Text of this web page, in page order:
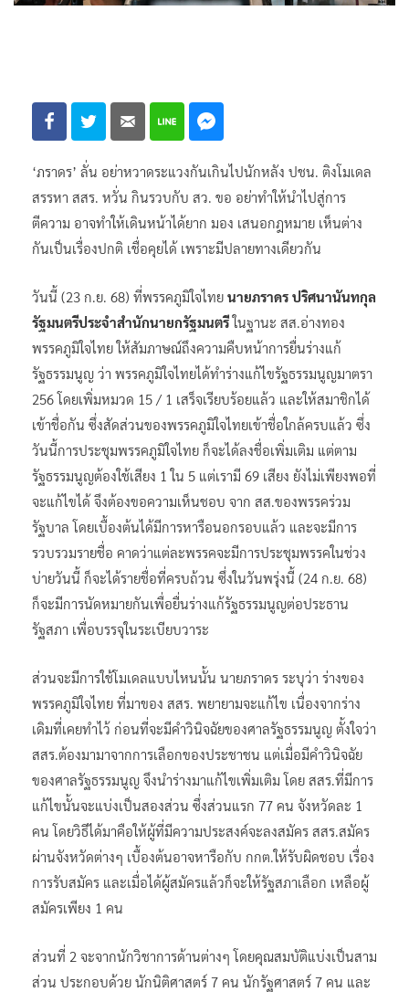
‘ภราดร’ ลั่น อย่าหวาดระแวงกันเกินไปนักหลัง ปชน. ติงโมเดล
สรรหา สสร. หวั่น กินรวบกับ สว. ขอ อย่าทำให้นำไปสู่การ
ตีความ อาจทำให้เดินหน้าได้ยาก มอง เสนอกฎหมาย เห็นต่าง
กันเป็นเรื่องปกติ เชื่อคุยได้ เพราะมีปลายทางเดียวกัน
วันนี้ (23 ก.ย. 68) ที่พรรคภูมิใจไทย นายภราดร ปริศนานันทกุล
รัฐมนตรีประจำสำนักนายกรัฐมนตรีในฐานะ สส.อ่างทอง
พรรคภูมิใจไทย ให้สัมภาษณ์ถึงความคืบหน้าการยื่นร่างแก้
รัฐธรรมนูญ ว่า พรรคภูมิใจไทยได้ทำร่างแก้ไขรัฐธรรมนูญมาตรา
256 โดยเพิ่มหมวด 15 / 1 เสร็จเรียบร้อยแล้ว และให้สมาชิกได้
เข้าชื่อกัน ซึ่งสัดส่วนของพรรคภูมิใจไทยเข้าชื่อใกล้ครบแล้ว ซึ่ง
วันนี้การประชุมพรรคภูมิใจไทย ก็จะได้ลงชื่อเพิ่มเติม แต่ตาม
รัฐธรรมนูญต้องใช้เสียง 1 ใน 5 แต่เรามี 69 เสียง ยังไม่เพียงพอที่
จะแก้ไขได้ จึงต้องขอความเห็นชอบ จาก สส.ของพรรคร่วม
รัฐบาล โดยเบื้องต้นได้มีการหารือนอกรอบแล้ว และจะมีการ
รวบรวมรายชื่อ คาดว่าแต่ละพรรคจะมีการประชุมพรรคในช่วง
บ่ายวันนี้ ก็จะได้รายชื่อที่ครบถ้วน ซึ่งในวันพรุ่งนี้ (24 ก.ย. 68)
ก็จะมีการนัดหมายกันเพื่อยื่นร่างแก้รัฐธรรมนูญต่อประธาน
รัฐสภา เพื่อบรรจุในระเบียบวาระ
ส่วนจะมีการใช้โมเดลแบบไหนนั้น นายภราดร ระบุว่า ร่างของ
พรรคภูมิใจไทย ที่มาของ สสร. พยายามจะแก้ไข เนื่องจากร่าง
เดิมที่เคยทำไว้ ก่อนที่จะมีคำวินิจฉัยของศาลรัฐธรรมนูญ ตั้งใจว่า
สสร.ต้องมามาจากการเลือกของประชาชน แต่เมื่อมีคำวินิจฉัย
ของศาลรัฐธรรมนูญ จึงนำร่างมาแก้ไขเพิ่มเติม โดย สสร.ที่มีการ
แก้ไขนั้นจะแบ่งเป็นสองส่วน ซึ่งส่วนแรก 77 คน จังหวัดละ 1
คน โดยวิธีได้มาคือให้ผู้ที่มีความประสงค์จะลงสมัคร สสร.สมัคร
ผ่านจังหวัดต่างๆ เบื้องต้นอาจหารือกับ กกต.ให้รับผิดชอบ เรื่อง
การรับสมัคร และเมื่อได้ผู้สมัครแล้วก็จะให้รัฐสภาเลือก เหลือผู้
สมัครเพียง 1 คน
ส่วนที่ 2 จะจากนักวิชาการด้านต่างๆ โดยคุณสมบัติแบ่งเป็นสาม
ส่วน ประกอบด้วย นักนิติศาสตร์ 7 คน นักรัฐศาสตร์ 7 คน และ